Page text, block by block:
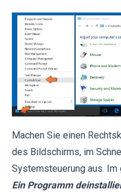
Machen Sie einen
des Bildschirms, im
Systemsteuerung aus.
Ein Programm